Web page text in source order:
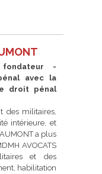
-
avec la
droit pénal
des militaires,
intérieure, et
a plus
AVOCATS
et des
habilitation